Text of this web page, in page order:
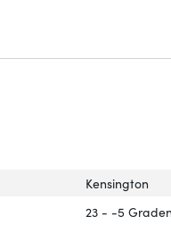
Kensington
23 - -5 Graden